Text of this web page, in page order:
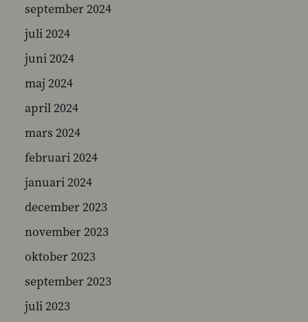
september 2024
juli 2024
juni 2024
maj 2024
april 2024
mars 2024
februari 2024
januari 2024
december 2023
november 2023
oktober 2023
september 2023
juli 2023